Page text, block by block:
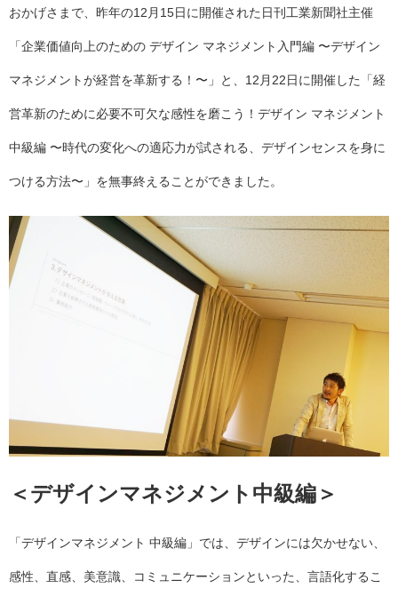
おかげさまで、昨年の12月15日に開催された日刊工業新聞社主催
「企業価値向上のための デザイン マネジメント入門編 〜デザイン
マネジメントが経営を革新する！〜」と、12月22日に開催した「経
営革新のために必要不可欠な感性を磨こう！デザイン マネジメント
中級編 〜時代の変化への適応力が試される、デザインセンスを身に
つける方法〜」を無事終えることができました。
＜デザインマネジメント中級編＞
「デザインマネジメント 中級編」では、デザインには欠かせない、
感性、直感、美意識、コミュニケーションといった、言語化するこ